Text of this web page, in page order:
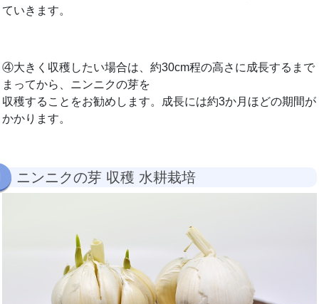
ていきます。
④大きく収穫したい場合は、約30cm程の高さに成長するまで
まってから、ニンニクの芽を
収穫することをお勧めします。成長には約3か月ほどの期間が
かかります。
ニンニクの芽 収穫 水耕栽培